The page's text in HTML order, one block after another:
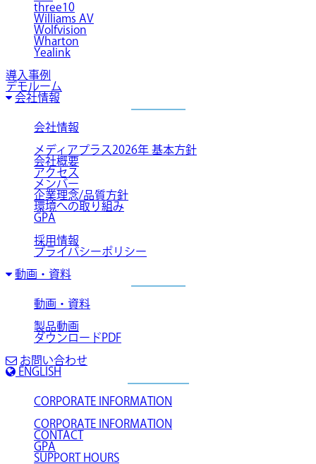
three10
Williams AV
Wolfvision
Wharton
Yealink
導入事例
デモルーム
会社情報
会社情報
メディアプラス2026年 基本方針
会社概要
アクセス
メンバー
企業理念/品質方針
環境への取り組み
GPA
採用情報
プライバシーポリシー
動画・資料
動画・資料
製品動画
ダウンロードPDF
お問い合わせ
ENGLISH
CORPORATE INFORMATION
CORPORATE INFORMATION
CONTACT
GPA
SUPPORT HOURS